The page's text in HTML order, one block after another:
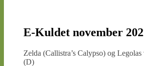
E-Kuldet november
Zelda (Callistra’s Calypso) og
(D)